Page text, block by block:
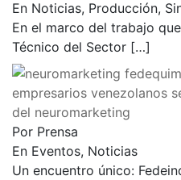
En Noticias, Producción,
En el marco del trabajo
Técnico del Sector […]
empresarios venezolanos
del neuromarketing
Por Prensa
En Eventos, Noticias
Un encuentro único: